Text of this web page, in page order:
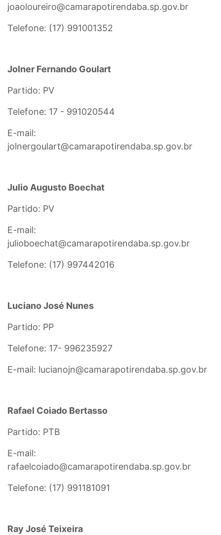
joaoloureiro@camarapotirendaba.sp.gov.br
Telefone: (17) 991001352
Jolner Fernando Goulart
Partido: PV
Telefone: 17 - 991020544
E-mail:
jolnergoulart@camarapotirendaba.sp.gov.br
Julio Augusto Boechat
Partido: PV
E-mail:
julioboechat@camarapotirendaba.sp.gov.br
Telefone: (17) 997442016
Luciano José Nunes
Partido: PP
Telefone: 17- 996235927
E-mail: lucianojn@camarapotirendaba.sp.gov.br
Rafael Coiado Bertasso
Partido: PTB
E-mail:
rafaelcoiado@camarapotirendaba.sp.gov.br
Telefone: (17) 991181091
Ray José Teixeira